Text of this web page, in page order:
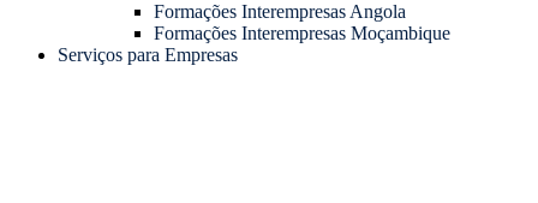
Formações Interempresas Angola
Formações Interempresas Moçambique
Serviços para Empresas